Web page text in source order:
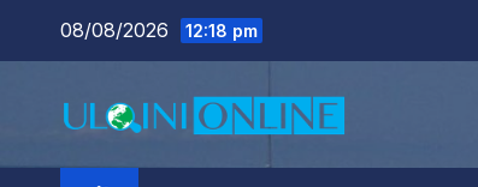
08/08/2026 12:18 pm